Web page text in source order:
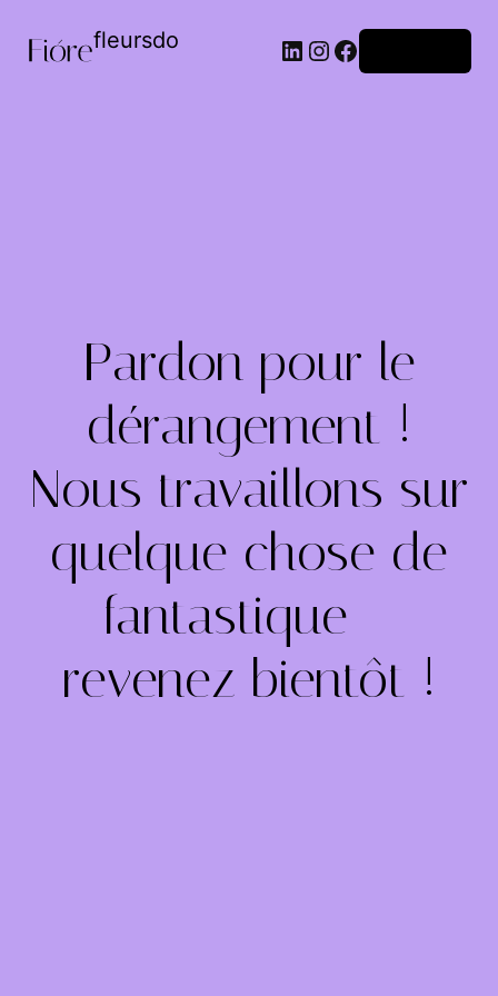
fleursdo
Pardon pour le
dérangement !
Nous travaillons sur
quelque chose de
fantastique –
revenez bientôt !